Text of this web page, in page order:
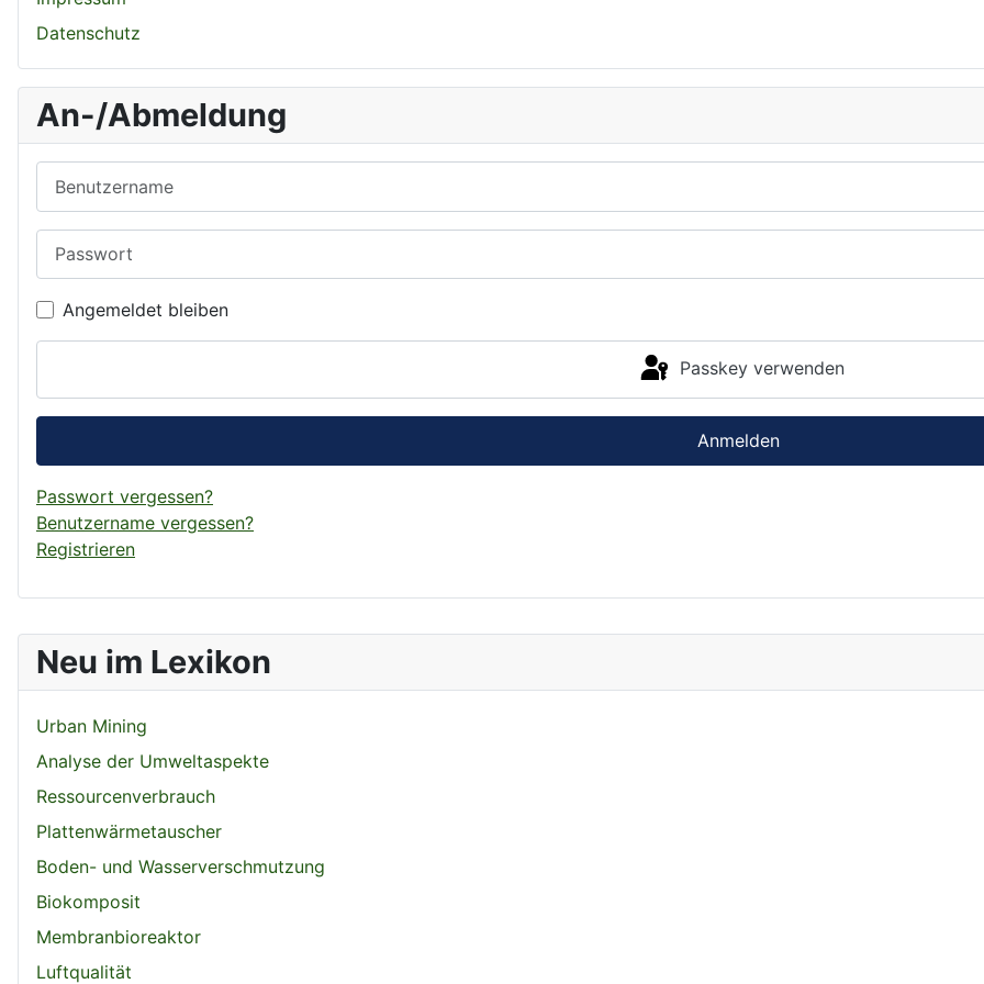
Neu im Lexikon
Urban Mining
Analyse der Umweltaspekte
Ressourcenverbrauch
Plattenwärmetauscher
Boden- und Wasserverschmutzung
Biokomposit
Membranbioreaktor
Luftqualität
Datenschutz
An-/Abmeldung
Angemeldet bleiben
Passkey verwenden
Anmelden
Passwort vergessen?
Benutzername vergessen?
Registrieren